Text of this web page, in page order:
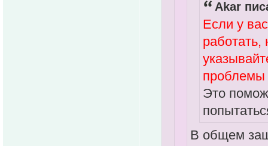
Akar
Если у
работать,
проблемы
Это
В общем